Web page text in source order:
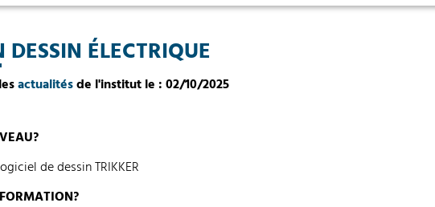
ÉLECTRIQUE
actualitésde l'institut le : 02/10/2025
de dessin TRIKKER